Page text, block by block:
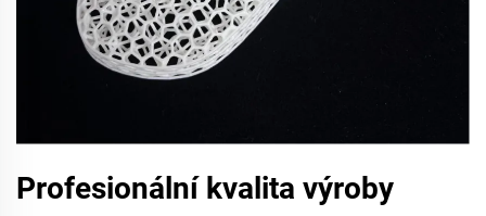
Profesionální kvalita výroby